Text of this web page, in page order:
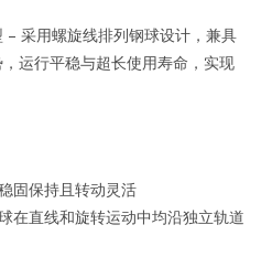
采用螺旋线排列钢球设计，兼具
运行平稳与超长使用寿命，实现
固保持且转动灵活
在直线和旋转运动中均沿独立轨道